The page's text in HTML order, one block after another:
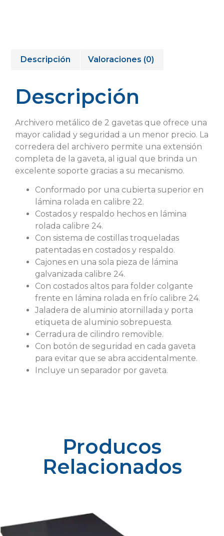
Descripción Valoraciones (0)
Descripción
Archivero metálico de 2 gavetas que ofrece una
mayor calidad y seguridad a un menor precio. La
corredera del archivero permite una extensión
completa de la gaveta, al igual que brinda un
excelente soporte gracias a su mecanismo.
Conformado por una cubierta superior en
lámina rolada en calibre 22.
Costados y respaldo hechos en lámina
rolada calibre 24.
Con sistema de costillas troqueladas
patentadas en costados y respaldo.
Cajones en una sola pieza de lámina
galvanizada calibre 24.
Con costados altos para folder colgante
frente en lámina rolada en frío calibre 24.
Jaladera de aluminio atornillada y porta
etiqueta de aluminio sobrepuesta.
Cerradura de cilindro removible.
Con botón de seguridad en cada gaveta
para evitar que se abra accidentalmente.
Incluye un separador por gaveta.
Producos
Relacionados